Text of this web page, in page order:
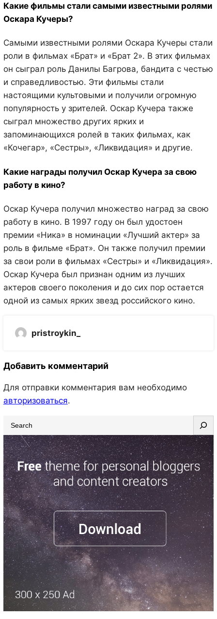
Какие фильмы стали самыми известными ролями
Оскара Кучеры?
Самыми известными ролями Оскара Кучеры стали
роли в фильмах «Брат» и «Брат 2». В этих фильмах
он сыграл роль Данилы Багрова, бандита с честью
и справедливостью. Эти фильмы стали
настоящими культовыми и получили огромную
популярность у зрителей. Оскар Кучера также
сыграл множество других ярких и
запоминающихся ролей в таких фильмах, как
«Кочегар», «Сестры», «Ликвидация» и другие.
Какие награды получил Оскар Кучера за свою
работу в кино?
Оскар Кучера получил множество наград за свою
работу в кино. В 1997 году он был удостоен
премии «Ника» в номинации «Лучший актер» за
роль в фильме «Брат». Он также получил премии
за свои роли в фильмах «Сестры» и «Ликвидация».
Оскар Кучера был признан одним из лучших
актеров своего поколения и до сих пор остается
одной из самых ярких звезд российского кино.
pristroykin_
Добавить комментарий
Для отправки комментария вам необходимо
авторизоваться.
e
a
r
c
h